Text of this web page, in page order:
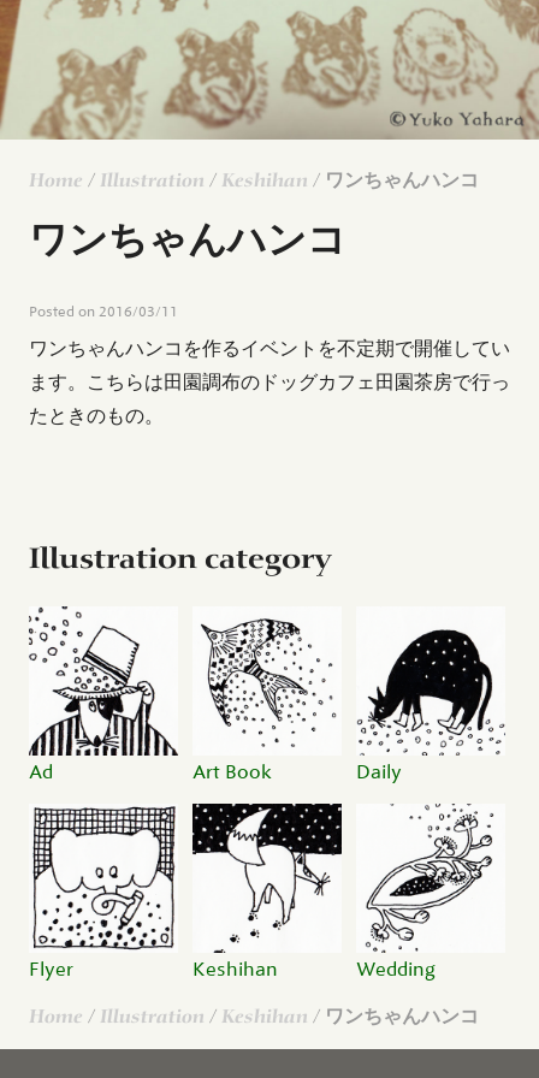
Home / Illustration / Keshihan / ワンちゃんハンコ
ワンちゃんハンコ
Posted on 2016/03/11
ワンちゃんハンコを作るイベントを不定期で開催してい
ます。こちらは田園調布のドッグカフェ田園茶房で行っ
たときのもの。
Illustration category
Ad Art Book Daily
Flyer Keshihan Wedding
Home / Illustration / Keshihan / ワンちゃんハンコ